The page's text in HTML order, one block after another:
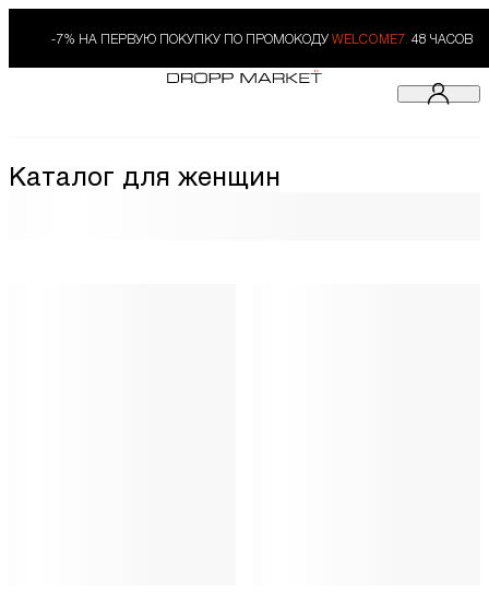
-7% НА ПЕРВУЮ ПОКУПКУ ПО ПРОМОКОДУ WELCOME7. 48 ЧАСОВ
Каталог для женщин